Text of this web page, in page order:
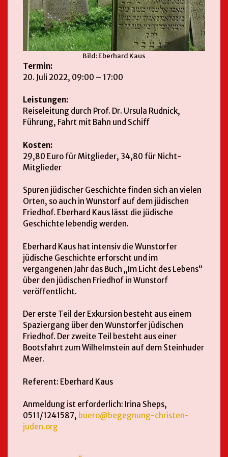
Bild: Eberhard Kaus
Termin:
20. Juli 2022, 09:00 – 17:00
Leistungen:
Reiseleitung durch Prof. Dr. Ursula Rudnick,
Führung, Fahrt mit Bahn und Schiff
Kosten:
29,80 Euro für Mitglieder, 34,80 für Nicht-
Mitglieder
Spuren jüdischer Geschichte finden sich an vielen
Orten, so auch in Wunstorf auf dem jüdischen
Friedhof. Eberhard Kaus lässt die jüdische
Geschichte lebendig werden.
Eberhard Kaus hat intensiv die Wunstorfer
jüdische Geschichte erforscht und im
vergangenen Jahr das Buch „Im Licht des Lebens“
über den jüdischen Friedhof in Wunstorf
veröffentlicht.
Der erste Teil der Exkursion besteht aus einem
Spaziergang über den Wunstorfer jüdischen
Friedhof. Der zweite Teil besteht aus einer
Bootsfahrt zum Wilhelmstein auf dem Steinhuder
Meer.
Referent: Eberhard Kaus
Anmeldung ist erforderlich: Irina Sheps,
0511/1241587, buero@begegnung-christen-
juden.org